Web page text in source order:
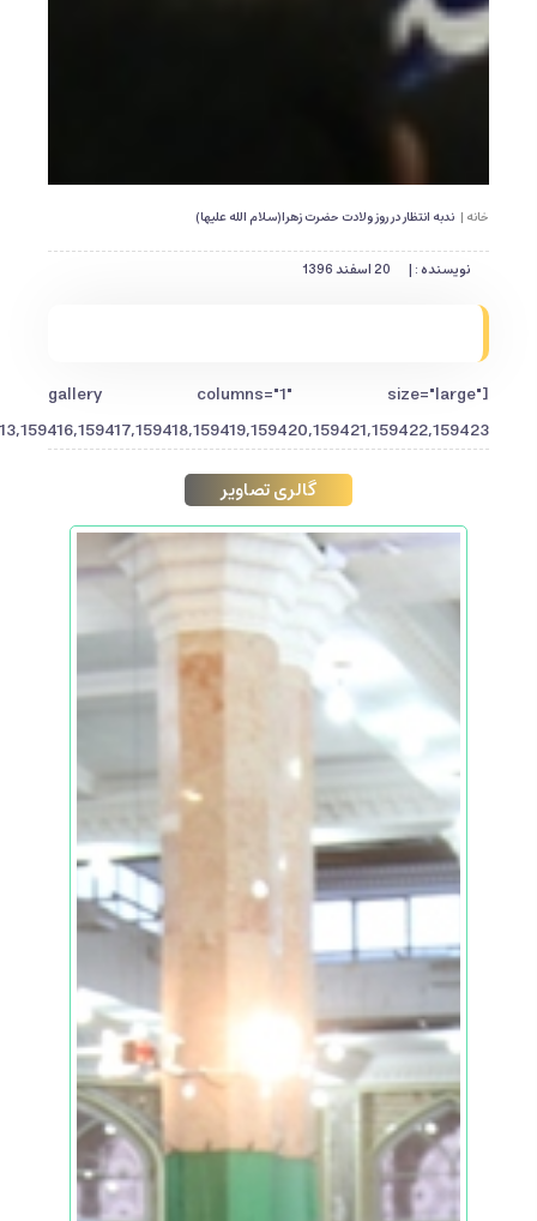
خانه | ندبه انتظار در روز ولادت حضرت زهرا(سلام الله علیها)
نویسنده : | 20 اسفند 1396
[gallery columns="1" size="large"
گالری تصاویر